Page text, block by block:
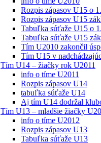
Rozpis zápasov U15 o
Rozpis zápasov U15
Tabuľka súťaže U15 o
Tabuľka súťaže U15
Tím U2010 zakončil
Tím U15 v
Tím U14 – žiačky rok U2011
info o tíme U2011
Rozpis zápasov U14
tabuľka súťaže U14
Aj tím U14 dodržal
Tím U13 – mladšie žiačky
info o tíme U2012
Rozpis zápasov U13
Tabuľka súťaže U13